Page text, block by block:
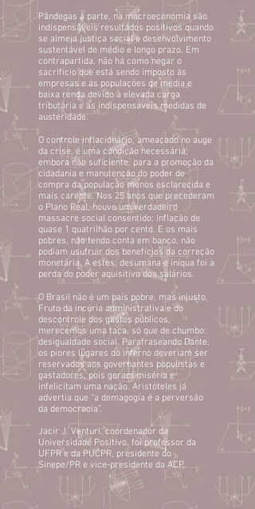
Pândegas à parte, na macroeconomia são
indispensáveis resultados positivos quando
se almeja justiça social e desenvolvimento
sustentável de médio e longo prazo. Em
contrapartida, não há como negar o
sacrifício que está sendo imposto às
empresas e às populações de média e
baixa renda devido à elevada carga
tributária e às indispensáveis medidas de
austeridade.
O controle inflacionário, ameaçado no auge
da crise, é uma condição necessária,
embora não suficiente, para a promoção da
cidadania e manutenção do poder de
compra da população menos esclarecida e
mais carente. Nos 25 anos que precederam
o Plano Real, houve um verdadeiro
massacre social consentido: inflação de
quase 1 quatrilhão por cento. E os mais
pobres, não tendo conta em banco, não
podiam usufruir dos benefícios da correção
monetária. A estes, desumana e iníqua foi a
perda do poder aquisitivo dos salários.
O Brasil não é um país pobre, mas injusto.
Fruto da incúria administrativa e do
descontrole dos gastos públicos,
merecemos uma taça, só que de chumbo:
desigualdade social. Parafraseando Dante,
os piores lugares do inferno deveriam ser
reservados aos governantes populistas e
gastadores, pois geram miséria e
infelicitam uma nação. Aristóteles já
advertia que “a demagogia é a perversão
da democracia”.
Jacir J. Venturi, coordenador da
Universidade Positivo, foi professor da
UFPR e da PUCPR, presidente do
Sinepe/PR e vice-presidente da ACP.